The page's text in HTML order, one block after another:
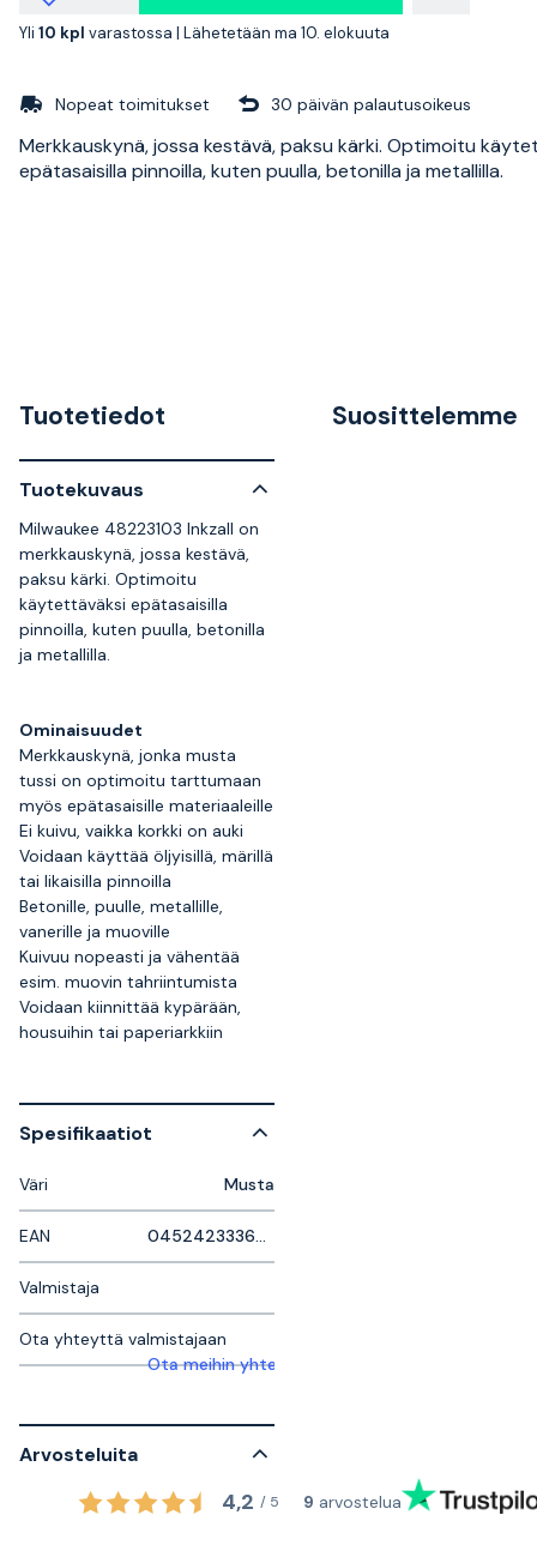
Yli 10 kpl varastossa | Lähetetään ma 10. elokuuta
Nopeat toimitukset 30 päivän palautusoikeus
Merkkauskynä, jossa kestävä, paksu kärki. Optimoitu
epätasaisilla pinnoilla, kuten puulla, betonilla ja metallilla.
Tuotetiedot
Tuotekuvaus
Milwaukee 48223103 Inkzall on
merkkauskynä, jossa kestävä,
paksu kärki. Optimoitu
käytettäväksi epätasaisilla
pinnoilla, kuten puulla, betonilla
ja metallilla.
Ominaisuudet
Merkkauskynä, jonka musta
tussi on optimoitu tarttumaan
myös epätasaisille materiaaleille
Ei kuivu, vaikka korkki on auki
Voidaan käyttää öljyisillä, märillä
tai likaisilla pinnoilla
Betonille, puulle, metallille,
vanerille ja muoville
Kuivuu nopeasti ja vähentää
esim. muovin tahriintumista
Voidaan kiinnittää kypärään,
housuihin tai paperiarkkiin
Spesifikaatiot
Väri Musta
EAN 045242333608
Valmistaja
Ota yhteyttä valmistajaan
Ota meihin yhteyttä saadaksesi lisätietoja
Arvosteluita
4,2 / 5 9 arvostelua
Suosittelemme